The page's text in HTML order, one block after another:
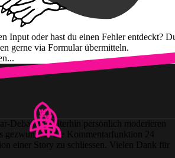
Input oder hast du einen Fehler entdeckt?
gerne via Formular übermitteln.
Debatten weiterhin persönlich moderieren
gezwungen, die Kommentarfunktion 24
einer Story zu schliessen. Vielen Dank für